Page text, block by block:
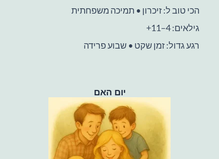
הכי טוב ל: זיכרון • תמיכה משפחתית
גילאים: 4–11+
רגע גדול: זמן שקט • שבוע פרידה
יום האם